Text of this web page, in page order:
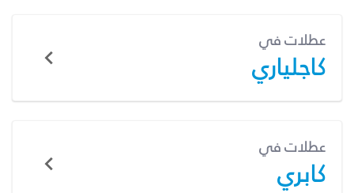
عطلات في
كاجلياري
عطلات في
كابري